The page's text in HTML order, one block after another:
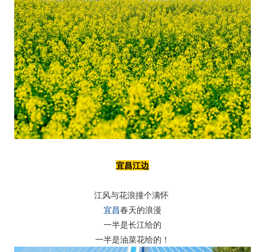
宜昌江边
江风与花浪撞个满怀
宜昌春天的浪漫
一半是长江给的
一半是油菜花给的！